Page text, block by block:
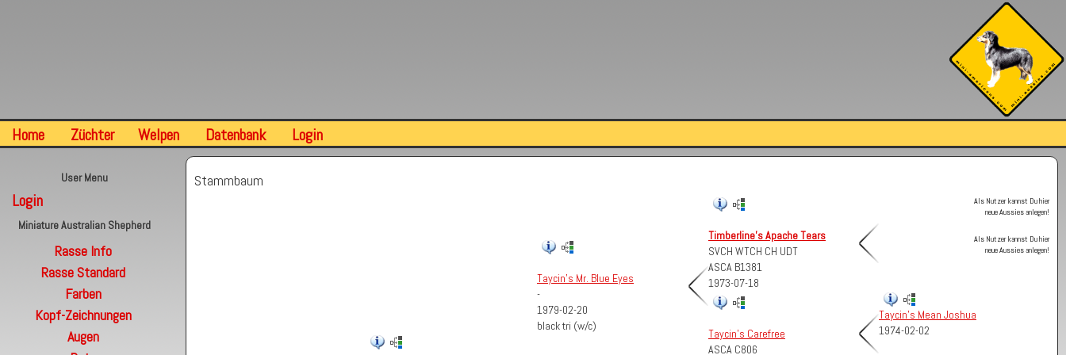
Home Züchter Welpen Datenbank Login
User Menu
Login
Miniature Australian Shepherd
Rasse Info
Rasse Standard
Farben
Kopf-Zeichnungen
Augen
Stammbaum
Taycin's Mr. Blue Eyes
-
1979-02-20
black tri (w/c)
Timberline's Apache Tears
SVCH WTCH CH UDT
ASCA B1381
1973-07-18
Als Nutzer kannst Du hier
neue Aussies anlegen!
Als Nutzer kannst Du hier
neue Aussies anlegen!
Taycin's Carefree
ASCA C806
Taycin's Mean Joshua
1974-02-02